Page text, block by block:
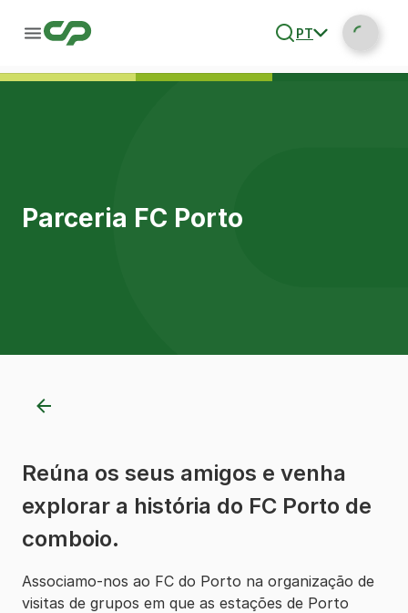
PT
Parceria FC Porto
Reúna os seus amigos e venha
explorar a história do FC Porto de
comboio.
Associamo-nos ao FC do Porto na organização de
visitas de grupos em que as estações de Porto